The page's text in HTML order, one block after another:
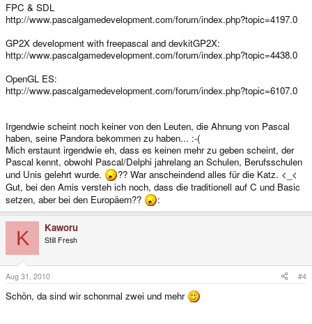
FPC & SDL
http://www.pascalgamedevelopment.com/forum/index.php?topic=4197.0
GP2X development with freepascal and devkitGP2X:
http://www.pascalgamedevelopment.com/forum/index.php?topic=4438.0
OpenGL ES:
http://www.pascalgamedevelopment.com/forum/index.php?topic=6107.0
Irgendwie scheint noch keiner von den Leuten, die Ahnung von Pascal
haben, seine Pandora bekommen zu haben... :-(
Mich erstaunt irgendwie eh, dass es keinen mehr zu geben scheint, der
Pascal kennt, obwohl Pascal/Delphi jahrelang an Schulen, Berufsschulen
und Unis gelehrt wurde.
?? War anscheindend alles für die Katz. <_<
Gut, bei den Amis versteh ich noch, dass die traditionell auf C und Basic
setzen, aber bei den Europäern??
:
K Kaworu
Still Fresh
Aug 31, 2010 #4
Schön, da sind wir schonmal zwei und mehr